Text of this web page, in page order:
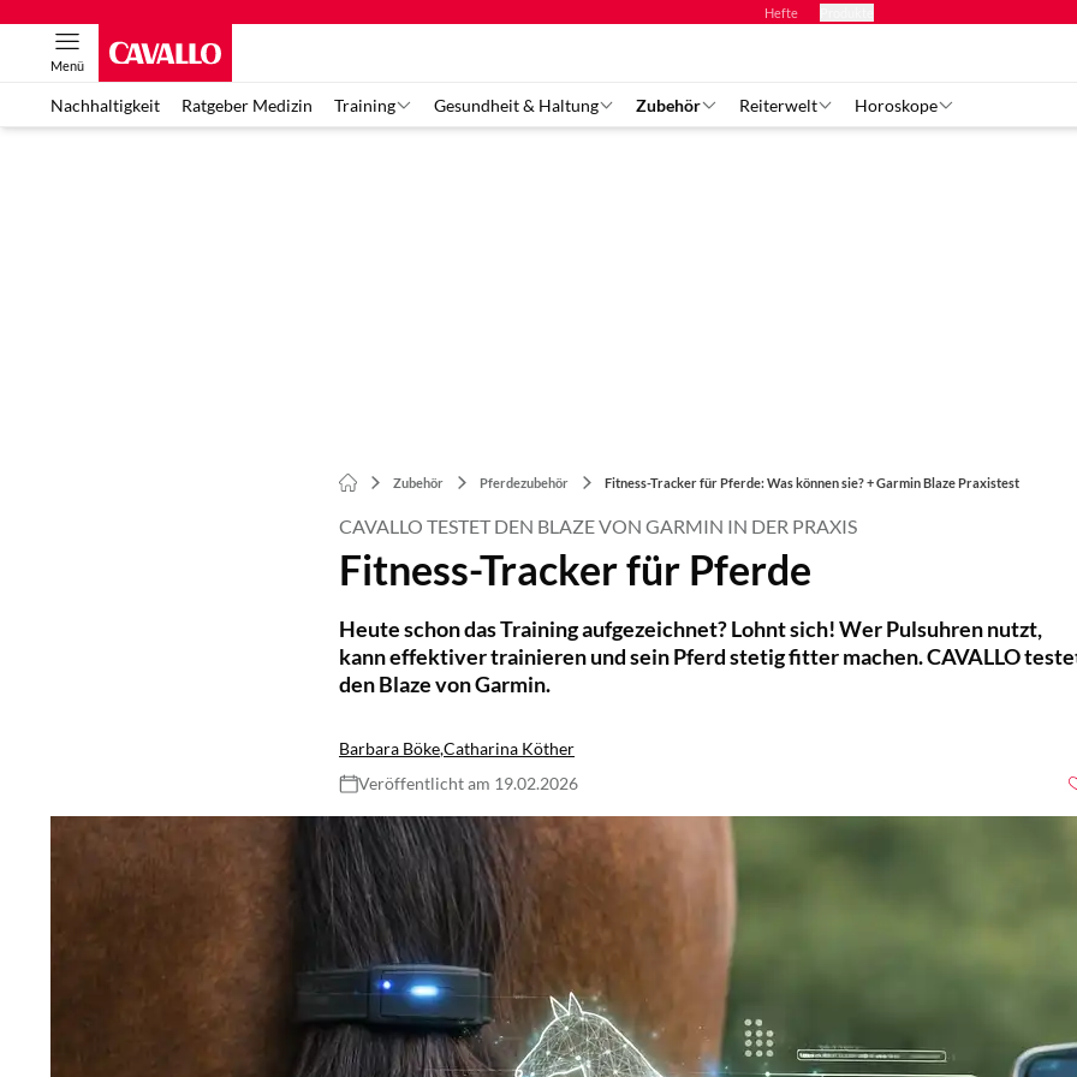
Hefte
Menü
Nachhaltigkeit Ratgeber Medizin Training Gesundheit & Haltung Zubehör Reiterwelt Horoskope
Zubehör Pferdezubehör Fitness-Tracker für Pferde: Was können sie? + Garmin Blaze Praxistest
CAVALLO TESTET DEN BLAZE VON GARMIN IN DER PRAXIS
Fitness-Tracker für Pferde
Heute schon das Training aufgezeichnet? Lohnt sich! Wer Pulsuhren nutzt,
kann effektiver trainieren und sein Pferd stetig fitter machen. CAVALLO
den Blaze von Garmin.
Barbara Böke,Catharina Köther
Veröffentlicht am 19.02.2026